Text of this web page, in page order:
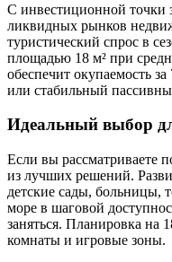
С инвестиционной
ликвидных рынков
туристический спрос в
площадью 18 м² при
обеспечит окупаемость
или стабильный
Идеальный выбор
Если вы рассматриваете
из лучших решений.
детские сады, больницы,
море в шаговой
заняться. Планировка на
комнаты и игровые зоны.